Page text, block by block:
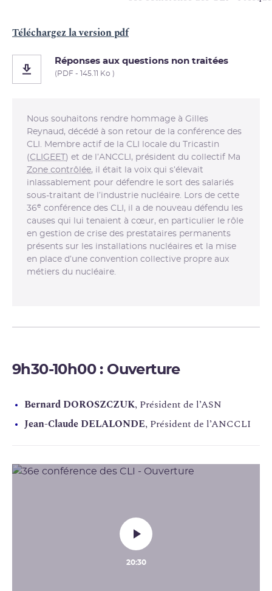
Téléchargez la version pdf
Réponses aux questions non traitées
(PDF - 145.11 Ko )
Nous souhaitons rendre hommage à Gilles
Reynaud, décédé à son retour de la conférence des
CLI. Membre actif de la CLI locale du Tricastin
(CLIGEET ) et de l’ANCCLI, président du collectif Ma
Zone contrôlée, il était la voix qui s’élevait
inlassablement pour défendre le sort des salariés
sous-traitant de l’industrie nucléaire. Lors de cette
36e conférence des CLI, il a de nouveau défendu les
causes qui lui tenaient à cœur, en particulier le rôle
en gestion de crise des prestataires permanents
présents sur les installations nucléaires et la mise
en place d’une convention collective propre aux
métiers du nucléaire.
9h30-10h00 : Ouverture
Bernard DOROSZCZUK, Président de l’ASN
Jean-Claude DELALONDE, Président de l’ANCCLI
20:30